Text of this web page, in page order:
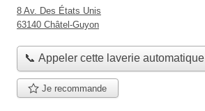
8 Av. Des États Unis
63140 Châtel-Guyon
📞 Appeler cette laverie automatique
Je recommande